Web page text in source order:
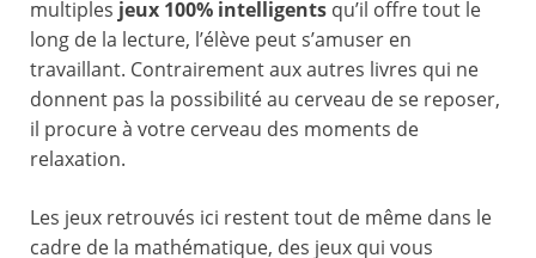
multiples jeux 100% intelligents qu’il offre tout le
long de la lecture, l’élève peut s’amuser en
travaillant. Contrairement aux autres livres qui ne
donnent pas la possibilité au cerveau de se reposer,
il procure à votre cerveau des moments de
relaxation.
Les jeux retrouvés ici restent tout de même dans le
cadre de la mathématique, des jeux qui vous